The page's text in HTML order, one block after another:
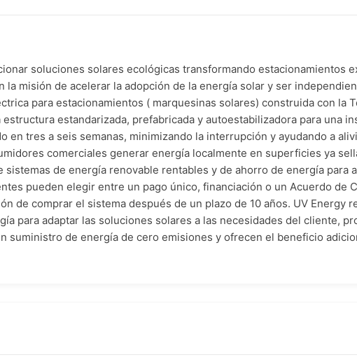
soluciones solares ecológicas transformando estacionamientos
la misión de acelerar la adopción de la energía solar y ser
para estacionamientos ( marquesinas solares) construida con la
estandarizada, prefabricada y autoestabilizadora para una
en tres a seis semanas, minimizando la interrupción y ayudando a
comerciales generar energía localmente en superficies ya
sistemas de energía renovable rentables y de ahorro de energía para
pueden elegir entre un pago único, financiación o un Acuerdo de
de comprar el sistema después de un plazo de 10 años. UV Energy
para adaptar las soluciones solares a las necesidades del cliente,
suministro de energía de cero emisiones y ofrecen el beneficio